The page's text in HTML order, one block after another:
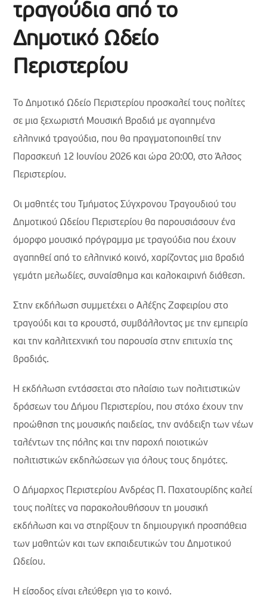
τραγούδια από το
Δημοτικό Ωδείο
Περιστερίου
Το Δημοτικό Ωδείο Περιστερίου προσκαλεί τους πολίτες
σε μια ξεχωριστή Μουσική Βραδιά με αγαπημένα
ελληνικά τραγούδια, που θα πραγματοποιηθεί την
Παρασκευή 12 Ιουνίου 2026 και ώρα 20:00, στο Άλσος
Περιστερίου.
Οι μαθητές του Τμήματος Σύγχρονου Τραγουδιού του
Δημοτικού Ωδείου Περιστερίου θα παρουσιάσουν ένα
όμορφο μουσικό πρόγραμμα με τραγούδια που έχουν
αγαπηθεί από το ελληνικό κοινό, χαρίζοντας μια βραδιά
γεμάτη μελωδίες, συναίσθημα και καλοκαιρινή διάθεση.
Στην εκδήλωση συμμετέχει ο Αλέξης Ζαφειρίου στο
τραγούδι και τα κρουστά, συμβάλλοντας με την εμπειρία
και την καλλιτεχνική του παρουσία στην επιτυχία της
βραδιάς.
Η εκδήλωση εντάσσεται στο πλαίσιο των πολιτιστικών
δράσεων του Δήμου Περιστερίου, που στόχο έχουν την
προώθηση της μουσικής παιδείας, την ανάδειξη των νέων
ταλέντων της πόλης και την παροχή ποιοτικών
πολιτιστικών εκδηλώσεων για όλους τους δημότες.
Ο Δήμαρχος Περιστερίου Ανδρέας Π. Παχατουρίδης καλεί
τους πολίτες να παρακολουθήσουν τη μουσική
εκδήλωση και να στηρίξουν τη δημιουργική προσπάθεια
των μαθητών και των εκπαιδευτικών του Δημοτικού
Ωδείου.
Η είσοδος είναι ελεύθερη για το κοινό.